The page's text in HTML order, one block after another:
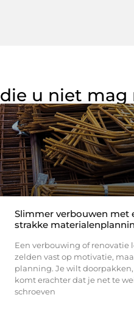
die u niet mag
Slimmer verbouwen met
strakke
Een verbouwing of renovatie
zelden vast op motivatie,
planning. Je wilt
komt erachter dat je net te
schroeven